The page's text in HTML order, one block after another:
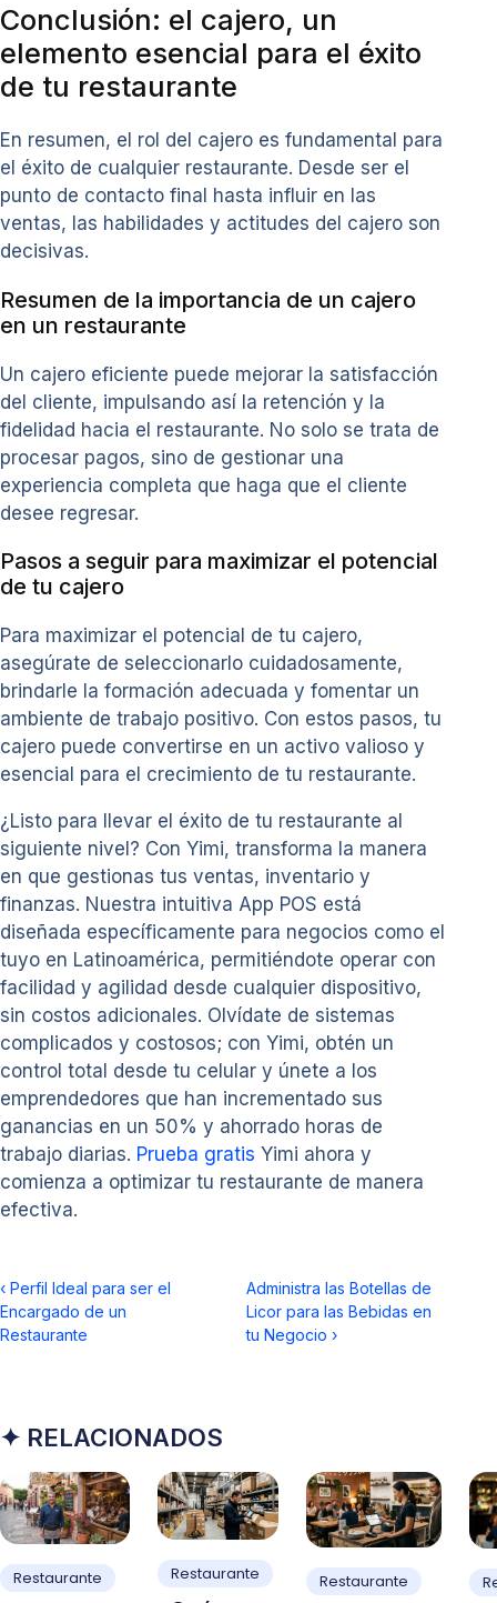
Conclusión: el cajero, un
elemento esencial para el éxito
de tu restaurante
En resumen, el rol del cajero es fundamental para
el éxito de cualquier restaurante. Desde ser el
punto de contacto final hasta influir en las
ventas, las habilidades y actitudes del cajero son
decisivas.
Resumen de la importancia de un cajero
en un restaurante
Un cajero eficiente puede mejorar la satisfacción
del cliente, impulsando así la retención y la
fidelidad hacia el restaurante. No solo se trata de
procesar pagos, sino de gestionar una
experiencia completa que haga que el cliente
desee regresar.
Pasos a seguir para maximizar el potencial
de tu cajero
Para maximizar el potencial de tu cajero,
asegúrate de seleccionarlo cuidadosamente,
brindarle la formación adecuada y fomentar un
ambiente de trabajo positivo. Con estos pasos, tu
cajero puede convertirse en un activo valioso y
esencial para el crecimiento de tu restaurante.
¿Listo para llevar el éxito de tu restaurante al
siguiente nivel? Con Yimi, transforma la manera
en que gestionas tus ventas, inventario y
finanzas. Nuestra intuitiva App POS está
diseñada específicamente para negocios como el
tuyo en Latinoamérica, permitiéndote operar con
facilidad y agilidad desde cualquier dispositivo,
sin costos adicionales. Olvídate de sistemas
complicados y costosos; con Yimi, obtén un
control total desde tu celular y únete a los
emprendedores que han incrementado sus
ganancias en un 50% y ahorrado horas de
trabajo diarias. Prueba gratis Yimi ahora y
comienza a optimizar tu restaurante de manera
efectiva.
‹ Perfil Ideal para ser el
Encargado de un
Restaurante
Administra las Botellas de
Licor para las Bebidas en
tu Negocio ›
✦ RELACIONADOS
Restaurante Restaurante Restaurante